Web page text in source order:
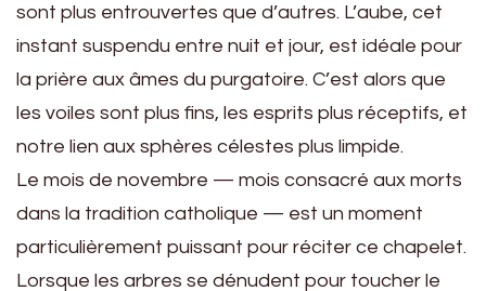
sont plus entrouvertes que d’autres. L’aube, cet
instant suspendu entre nuit et jour, est idéale pour
la prière aux âmes du purgatoire. C’est alors que
les voiles sont plus fins, les esprits plus réceptifs, et
notre lien aux sphères célestes plus limpide.
Le mois de novembre — mois consacré aux morts
dans la tradition catholique — est un moment
particulièrement puissant pour réciter ce chapelet.
Lorsque les arbres se dénudent pour toucher le